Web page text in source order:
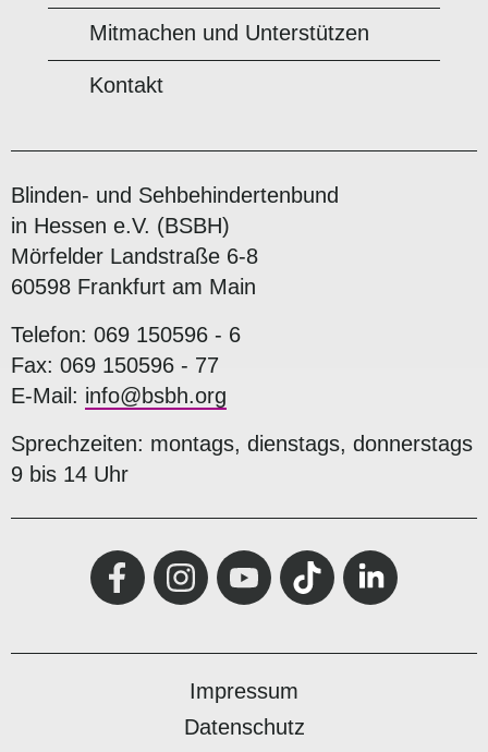
Mitmachen und Unterstützen
Kontakt
Blinden- und Sehbehindertenbund
in Hessen e.V. (BSBH)
Mörfelder Landstraße 6-8
60598 Frankfurt am Main
Telefon: 069 150596 - 6
Fax: 069 150596 - 77
E-Mail: info@bsbh.org
Sprechzeiten: montags, dienstags, donnerstags
9 bis 14 Uhr
Impressum
Datenschutz